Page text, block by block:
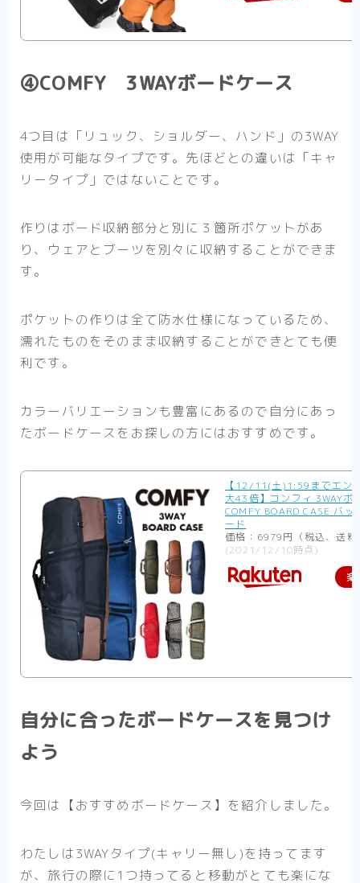
④COMFY 3WAYボードケース
4つ目は「リュック、ショルダー、ハンド」の3WAY
使用が可能なタイプです。先ほどとの違いは「キャ
リータイプ」ではないことです。
作りはボード収納部分と別に３箇所ポケットがあ
り、ウェアとブーツを別々に収納することができま
す。
ポケットの作りは全て防水仕様になっているため、
濡れたものをそのまま収納することができとても便
利です。
カラーバリエーションも豊富にあるので自分にあっ
たボードケースをお探しの方にはおすすめです。
【12/11(土)1:59までエン
大43倍】コンフィ 3WAYボ
COMFY BOARD CASE バ
ード
価格：6979円（税込、送
(2021/12/10時点)
楽
自分に合ったボードケースを見つけ
よう
今回は【おすすめボードケース】を紹介しました。
わたしは3WAYタイプ(キャリー無し)を持ってます
が、旅行の際に1つ持ってると移動がとても楽にな